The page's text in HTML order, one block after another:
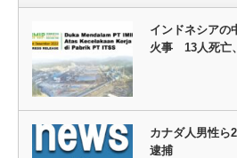
インドネシアの
火事 13人死亡
カナダ人男性
逮捕